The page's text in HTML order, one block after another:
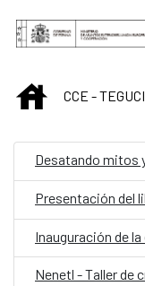
Saltar al contenido
INICIO
CCE -
Presentación del